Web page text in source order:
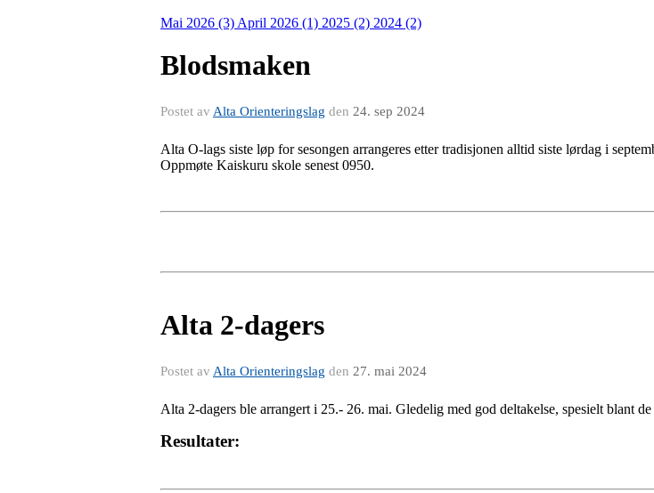
Mai 2026 (3) April 2026 (1) 2025 (2) 2024 (2)
Blodsmaken
Postet av Alta Orienteringslag den 24. sep 2024
Alta O-lags siste løp for sesongen arrangeres etter tradisjonen alltid siste lørdag i
Oppmøte Kaiskuru skole senest 0950.
Alta 2-dagers
Postet av Alta Orienteringslag den 27. mai 2024
Alta 2-dagers ble arrangert i 25.- 26. mai. Gledelig med god deltakelse, spesielt blant de
Resultater: